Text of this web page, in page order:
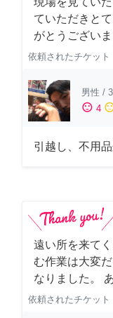
ていただきと
がとうございま
依頼されたチケット
男性 /
sentiment_satisfied 4
引越し、不用
遠い所を来て
む作業は大変
なりました。
依頼されたチケット